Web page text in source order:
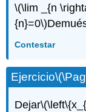
\(\lim _{n
{n}=0\)
Contestar
Ejercicio
Dejar